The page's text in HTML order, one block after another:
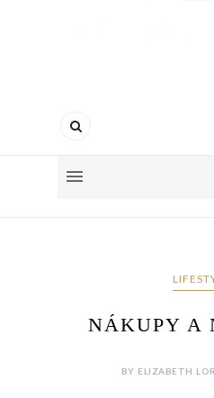
NÁKUPY A
BY ELIZABETH